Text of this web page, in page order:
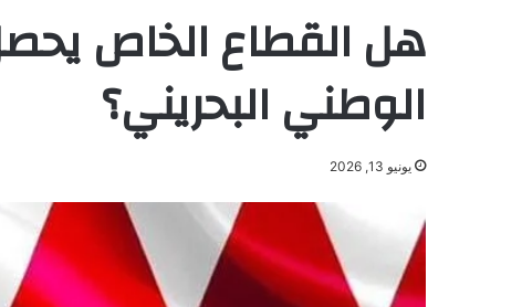
هل القطاع الخاص
الوطني البحريني؟
يونيو 13, 2026